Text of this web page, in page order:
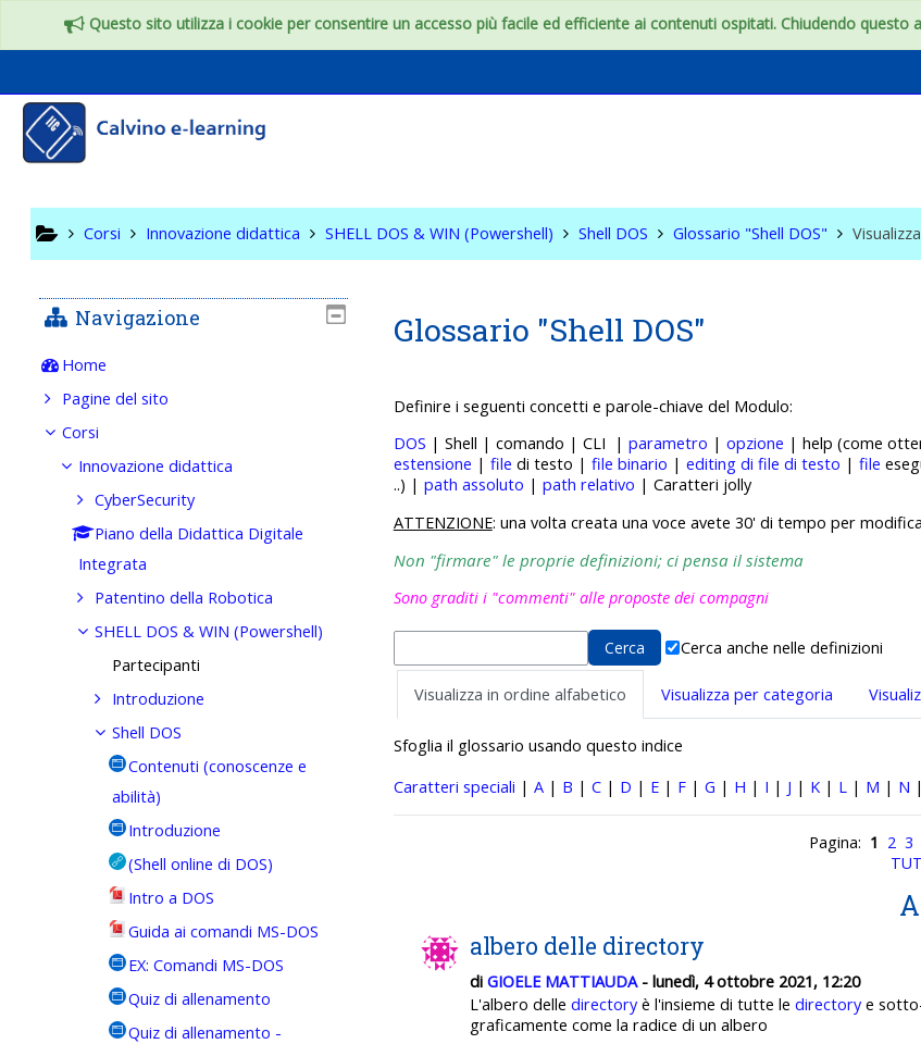
Questo sito utilizza i cookie per consentire un accesso più facile ed efficiente ai contenuti ospitati. Chiudendo
Corsi Innovazione didattica SHELL DOS & WIN (Powershell) Shell DOS Glossario "Shell DOS"
Glossario "Shell DOS"
Definire i seguenti concetti e parole-chiave del Modulo:
DOS | Shell | comando | CLI | parametro | opzione | help (come
estensione | file di testo | file binario | editing di file di testo | file
..) | path assoluto | path relativo | Caratteri jolly
ATTENZIONE: una volta creata una voce avete 30' di tempo per
Non "firmare" le proprie definizioni; ci pensa il sistema
Sono graditi i "commenti" alle proposte dei compagni
Cerca anche nelle definizioni
Visualizza in ordine alfabetico Visualizza per categoria
Sfoglia il glossario usando questo indice
Caratteri speciali | A| B | C| D | E| F| G | H | I | J | K| L| M | N |
Pagina: 1 2 3
A
albero delle directory
di GIOELE MATTIAUDA- lunedì, 4 ottobre 2021, 12:20
L'albero delle directoryè l'insieme di tutte le directorye
graficamente come la radice di un albero
Navigazione
Home
Pagine del sito
Corsi
Innovazione didattica
CyberSecurity
Piano della Didattica Digitale
Integrata
Patentino della Robotica
SHELL DOS & WIN (Powershell)
Partecipanti
Introduzione
Shell DOS
Contenuti (conoscenze e
abilità)
Introduzione
(Shell online di DOS)
Intro a DOS
Guida ai comandi MS-DOS
EX: Comandi MS-DOS
Quiz di allenamento
Quiz di allenamento -